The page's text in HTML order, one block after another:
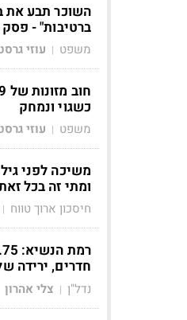
השוכר תבע את
ברטיבות" -
משפט | עוזי
כשגוי ונמחק
משפט | עוזי
משיכה לפני
ומתי זה בכל
חיסכון ארוך טווח |
חדרים, ירידה של
נדל"ן | צלי אהרון